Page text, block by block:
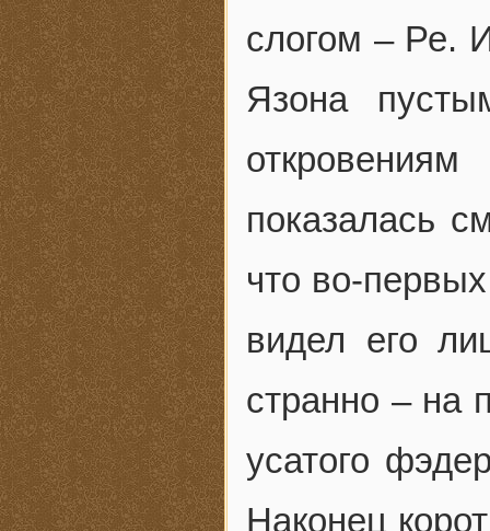
слогом – Ре.
Язона
показалась
что во-
видел его
странно – на
усатого
Наконец